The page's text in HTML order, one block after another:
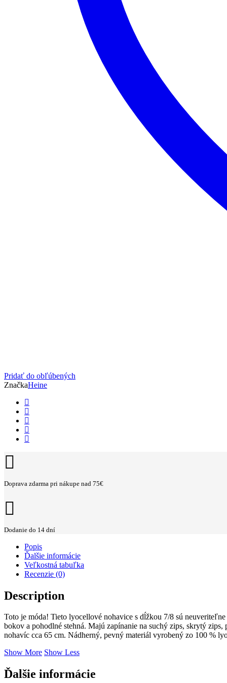
Pridať do obľúbených
ZnačkaHeine
Doprava zdarma pri nákupe nad 75€
Dodanie do 14 dní
Popis
Ďalšie informácie
Veľkostná tabuľka
Recenzie (0)
Description
Toto je móda! Tieto lyocellové nohavice s dĺžkou 7/8 sú
bokov a pohodlné stehná. Majú zapínanie na suchý zips, skrytý
nohavíc cca 65 cm. Nádherný, pevný materiál vyrobený zo 100 %
Show More Show Less
Ďalšie informácie